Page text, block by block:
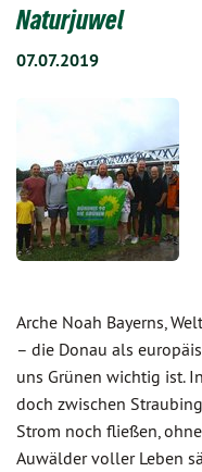
Naturjuwel
07.07.2019
Arche Noah Bayerns,
– die Donau als
uns Grünen wichtig ist.
doch zwischen
Strom noch fließen,
Auwälder voller Leben